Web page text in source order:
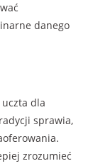
danego
dla
sprawia,
zrozumieć